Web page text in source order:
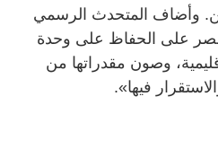
وأضاف المتحدث الرسمي
على الحفاظ على وحدة
وصون مقدراتها من
فيها».